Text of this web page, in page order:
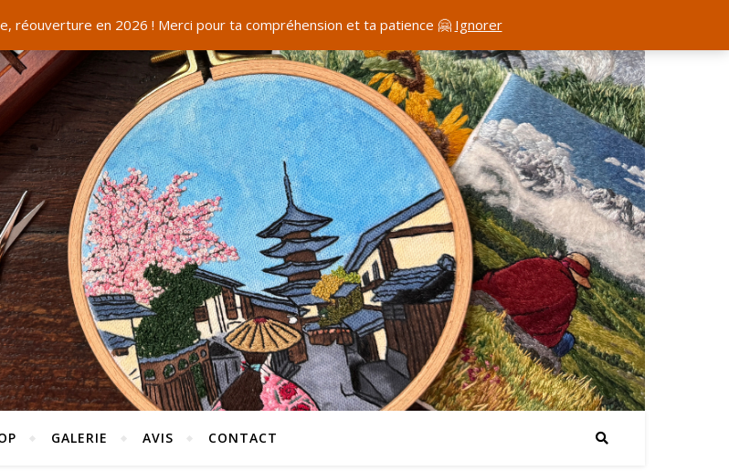
réouverture en 2026 ! Merci pour ta compréhension et ta patience 🤗 Ignorer
GALERIE AVIS CONTACT